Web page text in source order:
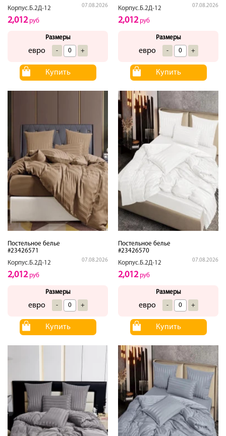
Корпус.Б.2Д-12
07.08.2026
2,012руб
Размеры
евро - +
Купить
Корпус.Б.2Д-12
07.08.2026
2,012руб
Размеры
евро - +
Купить
Постельное белье
#23426571
Корпус.Б.2Д-12
07.08.2026
2,012руб
Размеры
евро - +
Купить
Постельное белье
#23426570
Корпус.Б.2Д-12
07.08.2026
2,012руб
Размеры
евро - +
Купить